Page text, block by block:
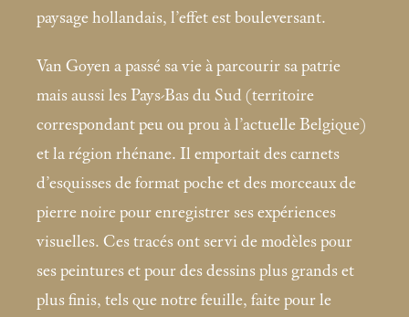
paysage hollandais, l’effet est bouleversant.
Van Goyen a passé sa vie à parcourir sa patrie
mais aussi les Pays-Bas du Sud (territoire
correspondant peu ou prou à l’actuelle Belgique)
et la région rhénane. Il emportait des carnets
d’esquisses de format poche et des morceaux de
pierre noire pour enregistrer ses expériences
visuelles. Ces tracés ont servi de modèles pour
ses peintures et pour des dessins plus grands et
plus finis, tels que notre feuille, faite pour le